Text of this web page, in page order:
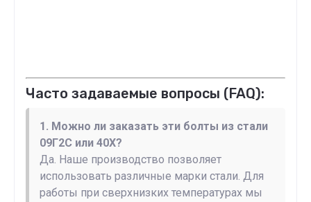
Часто задаваемые вопросы (FAQ):
1. Можно ли заказать эти болты из стали
09Г2С или 40Х?
Да. Наше производство позволяет
использовать различные марки стали. Для
работы при сверхнизких температурах мы